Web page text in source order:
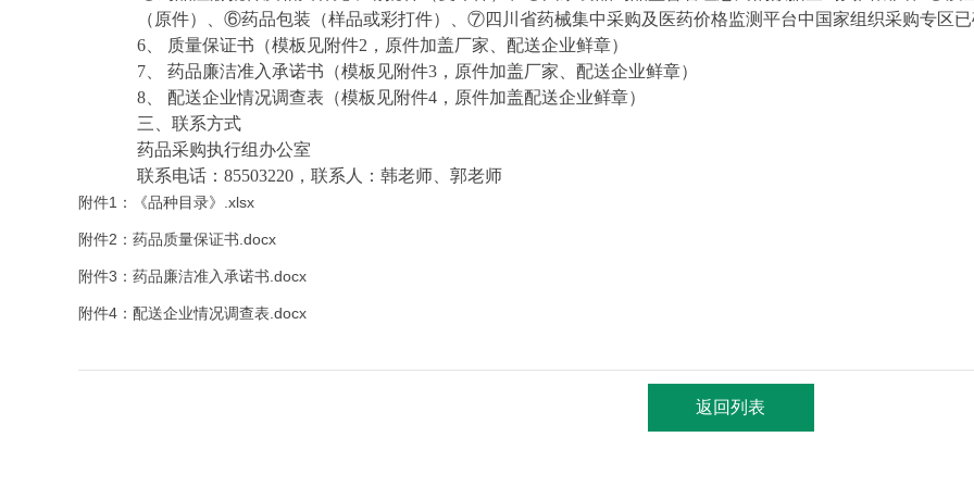
（原件）、⑥药品包装（样品或彩打件）、⑦四川省药械集中采购及医药价格监测平台中国家组织采购专区
6
质量保证书（模板见附件2 ，原件加盖厂家、配送企业鲜章）
7
药品廉洁准入承诺书（模板见附件3 ，原件加盖厂家、配送企业鲜章）
8
配送企业情况调查表（模板见附件4 ，原件加盖配送企业鲜章）
三、联系方式
药品采购执行组办公室
联系电话： 85503220 ，联系人：韩老师、郭老师
附件1：《品种目录》.xlsx
附件2：药品质量保证书.docx
附件3：药品廉洁准入承诺书.docx
附件4：配送企业情况调查表.docx
返回列表